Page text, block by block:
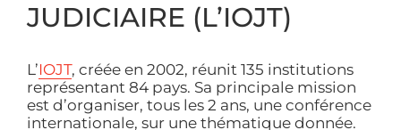
JUDICIAIRE (L’IOJT)
L’IOJT, créée en 2002, réunit 135 institutions
représentant 84 pays. Sa principale mission
est d’organiser, tous les 2 ans, une conférence
internationale, sur une thématique donnée.